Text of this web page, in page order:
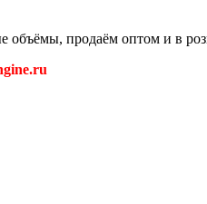
объёмы, продаём оптом и в